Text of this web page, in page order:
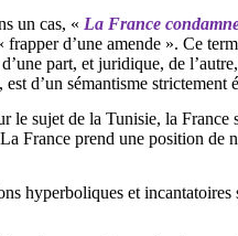
un cas, « La France
d’une amende ». Ce
part, et juridique, de
d’un sémantisme strictement
sujet de la Tunisie, la
France prend une position
hyperboliques et